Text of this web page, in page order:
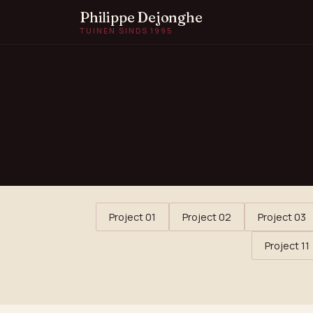
Philippe Dejonghe
TUINEN SINDS 1995
Project 01 Project 02 Project 03
Project 11